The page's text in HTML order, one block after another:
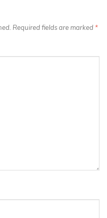
Required fields are marked *